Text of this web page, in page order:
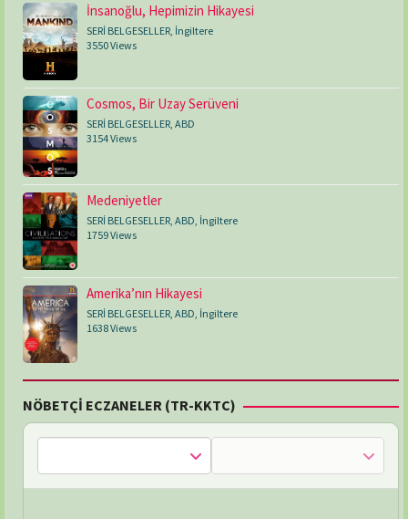
İnsanoğlu, Hepimizin Hikayesi
SERİ BELGESELLER İngiltere
3550 Views
Cosmos, Bir Uzay Serüveni
SERİ BELGESELLER, ABD
3154 Views
Medeniyetler
SERİ BELGESELLER, ABD, İngiltere
1759 Views
Amerika’nın Hikayesi
SERİ BELGESELLER, ABD, İngiltere
1638 Views
NÖBETÇİ ECZANELER (TR-KKTC)